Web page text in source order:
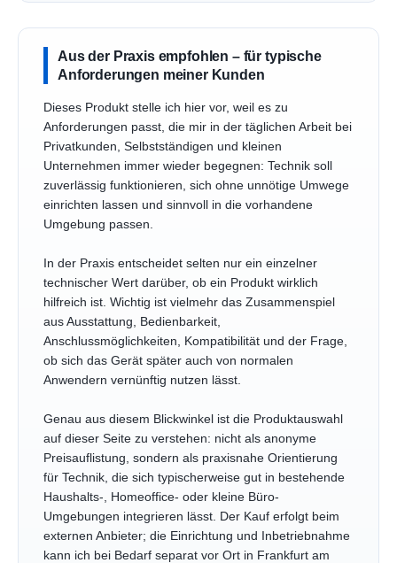
Aus der Praxis empfohlen – für typische
Anforderungen meiner Kunden
Dieses Produkt stelle ich hier vor, weil es zu
Anforderungen passt, die mir in der täglichen Arbeit bei
Privatkunden, Selbstständigen und kleinen
Unternehmen immer wieder begegnen: Technik soll
zuverlässig funktionieren, sich ohne unnötige Umwege
einrichten lassen und sinnvoll in die vorhandene
Umgebung passen.
In der Praxis entscheidet selten nur ein einzelner
technischer Wert darüber, ob ein Produkt wirklich
hilfreich ist. Wichtig ist vielmehr das Zusammenspiel
aus Ausstattung, Bedienbarkeit,
Anschlussmöglichkeiten, Kompatibilität und der Frage,
ob sich das Gerät später auch von normalen
Anwendern vernünftig nutzen lässt.
Genau aus diesem Blickwinkel ist die Produktauswahl
auf dieser Seite zu verstehen: nicht als anonyme
Preisauflistung, sondern als praxisnahe Orientierung
für Technik, die sich typischerweise gut in bestehende
Haushalts-, Homeoffice- oder kleine Büro-
Umgebungen integrieren lässt. Der Kauf erfolgt beim
externen Anbieter; die Einrichtung und Inbetriebnahme
kann ich bei Bedarf separat vor Ort in Frankfurt am